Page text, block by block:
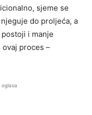
sjeme se
do proljeća, a
i manje
ovaj proces –